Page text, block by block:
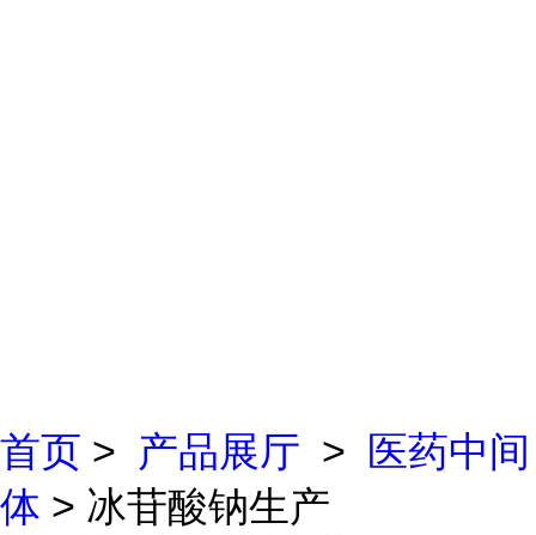
首页 > 产品展厅 >
医药中间
体 > 冰苷酸钠生产